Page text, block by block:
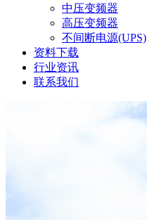
中压变频器
高压变频器
不间断电源(UPS)
资料下载
行业资讯
联系我们